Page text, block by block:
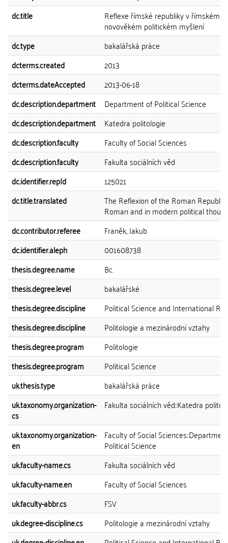
dc.title
Reflexe římské republiky v římském a
novověkém politickém myšlení
dc.type
bakalářská práce
dcterms.created
2013
dcterms.dateAccepted
2013-06-18
dc.description.department
Department of Political Science
dc.description.department
Katedra politologie
dc.description.faculty
Faculty of Social Sciences
dc.description.faculty
Fakulta sociálních věd
dc.identifier.repId
125021
dc.title.translated
The Reflexion of the Roman
Roman and in modern political
dc.contributor.referee
Franěk, Jakub
dc.identifier.aleph
001608738
thesis.degree.name
Bc.
thesis.degree.level
bakalářské
thesis.degree.discipline
Political Science and International
thesis.degree.discipline
Politologie a mezinárodní vztahy
thesis.degree.program
Politologie
thesis.degree.program
Political Science
uk.thesis.type
bakalářská práce
uk.taxonomy.organization-
cs
Fakulta sociálních věd::Katedra
uk.taxonomy.organization-
en
Faculty of Social
Political Science
uk.faculty-name.cs
Fakulta sociálních věd
uk.faculty-name.en
Faculty of Social Sciences
uk.faculty-abbr.cs
FSV
uk.degree-discipline.cs
Politologie a mezinárodní vztahy